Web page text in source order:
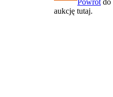
Powrót do
aukcję tutaj.